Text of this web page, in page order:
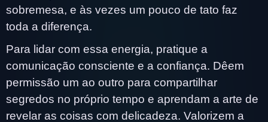
sobremesa, e às vezes um pouco de tato faz
toda a diferença.
Para lidar com essa energia, pratique a
comunicação consciente e a confiança. Dêem
permissão um ao outro para compartilhar
segredos no próprio tempo e aprendam a arte de
revelar as coisas com delicadeza. Valorizem a